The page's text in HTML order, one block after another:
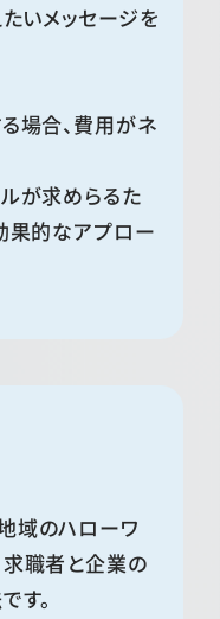
いメッセージを
場合、費用がネ
が求めらるた
果的なアプロー
域のハローワ
職者と企業の
す。